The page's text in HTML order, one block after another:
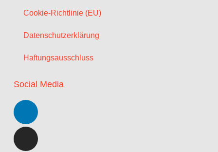
Cookie-Richtlinie (EU)
Datenschutzerklärung
Haftungsausschluss
Social Media